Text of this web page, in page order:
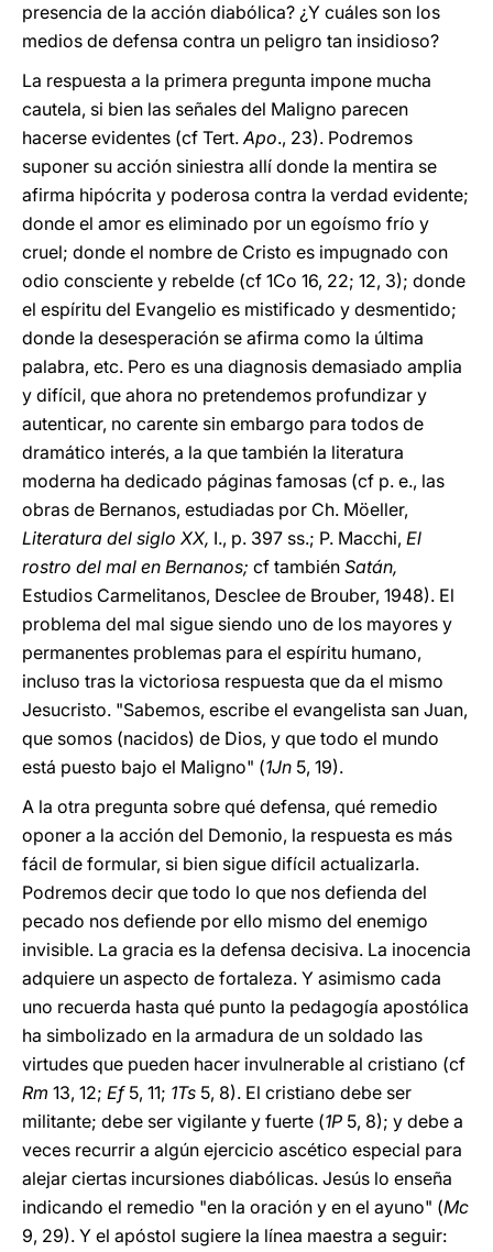
presencia de la acción diabólica? ¿Y cuáles son los
medios de defensa contra un peligro tan insidioso?
La respuesta a la primera pregunta impone mucha
cautela, si bien las señales del Maligno parecen
hacerse evidentes (cf Tert.Apo., 23). Podremos
suponer su acción siniestra allí donde la mentira se
afirma hipócrita y poderosa contra la verdad evidente;
donde el amor es eliminado por un egoísmo frío y
cruel; donde el nombre de Cristo es impugnado con
odio consciente y rebelde (cf 1Co 16, 22; 12, 3); donde
el espíritu del Evangelio es mistificado y desmentido;
donde la desesperación se afirma como la última
palabra, etc. Pero es una diagnosis demasiado amplia
y difícil, que ahora no pretendemos profundizar y
autenticar, no carente sin embargo para todos de
dramático interés, a la que también la literatura
moderna ha dedicado páginas famosas (cf p. e., las
obras de Bernanos, estudiadas por Ch. Möeller,
Literatura del siglo XX, I., p. 397 ss.; P. Macchi, El
rostro del mal en Bernanos; cf también Satán,
Estudios Carmelitanos, Desclee de Brouber, 1948). El
problema del mal sigue siendo uno de los mayores y
permanentes problemas para el espíritu humano,
incluso tras la victoriosa respuesta que da el mismo
Jesucristo. "Sabemos, escribe el evangelista san Juan,
que somos (nacidos) de Dios, y que todo el mundo
está puesto bajo el Maligno" (1Jn 5, 19).
A la otra pregunta sobre qué defensa, qué remedio
oponer a la acción del Demonio, la respuesta es más
fácil de formular, si bien sigue difícil actualizarla.
Podremos decir que todo lo que nos defienda del
pecado nos defiende por ello mismo del enemigo
invisible. La gracia es la defensa decisiva. La inocencia
adquiere un aspecto de fortaleza. Y asimismo cada
uno recuerda hasta qué punto la pedagogía apostólica
ha simbolizado en la armadura de un soldado las
virtudes que pueden hacer invulnerable al cristiano (cf
Rm 13, 12; Ef5, 11; 1Ts 5, 8). El cristiano debe ser
militante; debe ser vigilante y fuerte (1P 5, 8); y debe a
veces recurrir a algún ejercicio ascético especial para
alejar ciertas incursiones diabólicas. Jesús lo enseña
indicando el remedio "en la oración y en el ayuno" (Mc
9, 29). Y el apóstol sugiere la línea maestra a seguir: